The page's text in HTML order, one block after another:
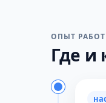
ОПЫТ
Где и